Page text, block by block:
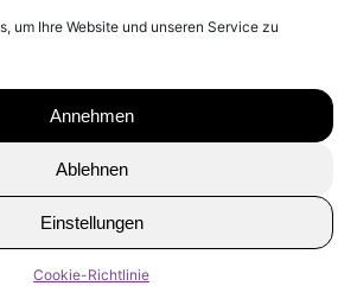
um Ihre Website und unseren Service zu
Annehmen
Ablehnen
Einstellungen
Cookie-Richtlinie
Watermelon Ice
9,99€
7,50€